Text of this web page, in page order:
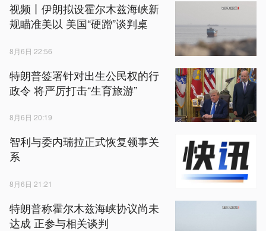
视频丨伊朗拟设霍尔木兹海峡新
规瞄准美以 美国“硬蹭”谈判桌
8月6日 22:56
特朗普签署针对出生公民权的行
政令 将严厉打击“生育旅游”
8月6日 20:19
智利与委内瑞拉正式恢复领事关
系
8月6日 21:21
特朗普称霍尔木兹海峡协议尚未
达成 正参与相关谈判